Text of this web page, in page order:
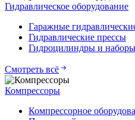
Гидравлическое оборудование
Гаражные
Гидравлические прессы
Гидроцилиндры и
Смотреть всё
Компрессоры
Компрессорное